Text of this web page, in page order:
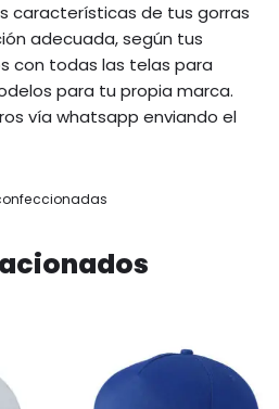
características de tus gorras
adecuada, según tus
con todas las telas para
para tu propia marca.
vía whatsapp enviando el